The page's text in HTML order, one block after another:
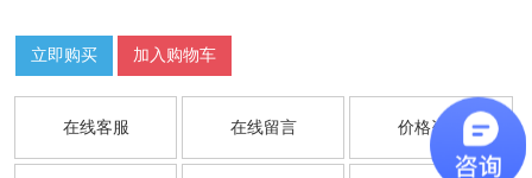
立即购买 加入购物车
在线客服 在线留言 价格咨询